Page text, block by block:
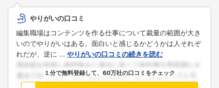
やりがいの口コミ
編集職場はコンテンツを作る仕事について裁量の範囲が大き
いのでやりがいはある。面白いと感じるかどうかは人それぞ
れだが、逆に ... やりがいの口コミの続きを読む
１分で無料登録して、60万社の口コミをチェック